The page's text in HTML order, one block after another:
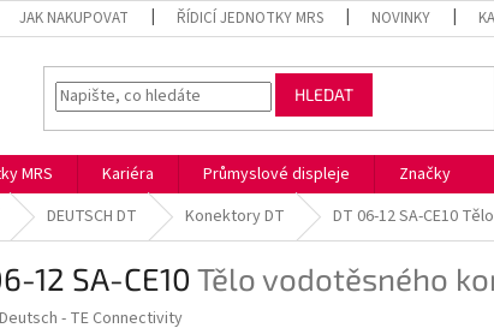
JAK NAKUPOVAT ŘÍDICÍ JEDNOTKY MRS NOVINKY
HLEDAT
MRS Kariéra Průmyslové displeje
Značky
DEUTSCH DT Konektory DT DT 06-12 SA-CE10
12 SA-CE10 Tělo vodotěsného
Deutsch - TE Connectivity